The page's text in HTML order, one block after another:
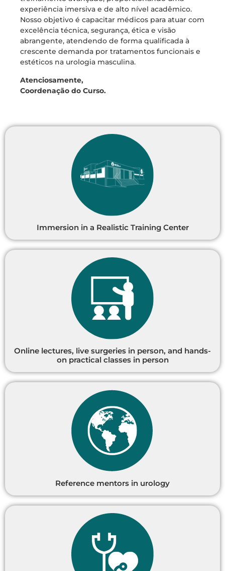
experiência imersiva e de alto nível acadêmico.
Nosso objetivo é capacitar médicos para atuar com
excelência técnica, segurança, ética e visão
abrangente, atendendo de forma qualificada à
crescente demanda por tratamentos funcionais e
estéticos na urologia masculina.
Atenciosamente,
Coordenação do Curso.
Immersion in a Realistic Training Center
Online lectures, live surgeries in person, and hands-
on practical classes in person
Reference mentors in urology